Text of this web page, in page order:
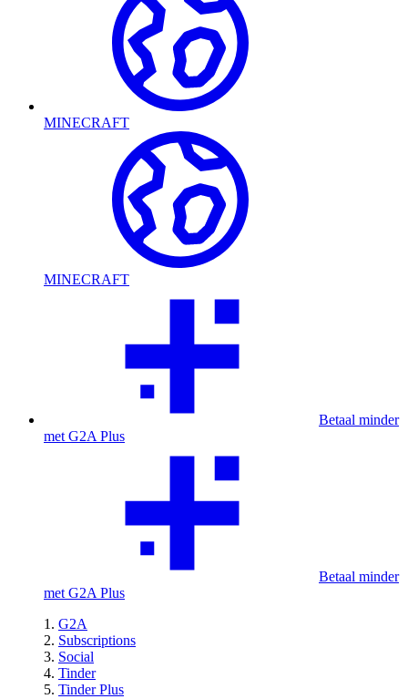
MINECRAFT
MINECRAFT
Betaal minder
met G2A Plus
Betaal minder
met G2A Plus
G2A
Subscriptions
Social
Tinder
Tinder Plus